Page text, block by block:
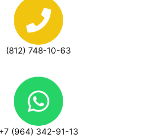
(812) 748-10-63
(964) 342-91-13